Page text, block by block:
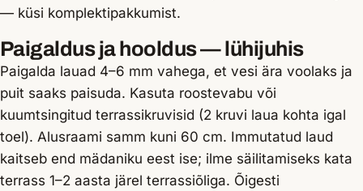
— küsi komplektipakkumist.
Paigaldus ja hooldus — lühijuhis
Paigalda lauad 4–6 mm vahega, et vesi ära voolaks ja
puit saaks paisuda. Kasuta roostevabu või
kuumtsingitud terrassikruvisid (2 kruvi laua kohta igal
toel). Alusraami samm kuni 60 cm. Immutatud laud
kaitseb end mädaniku eest ise; ilme säilitamiseks kata
terrass 1–2 aasta järel terrassiõliga. Õigesti